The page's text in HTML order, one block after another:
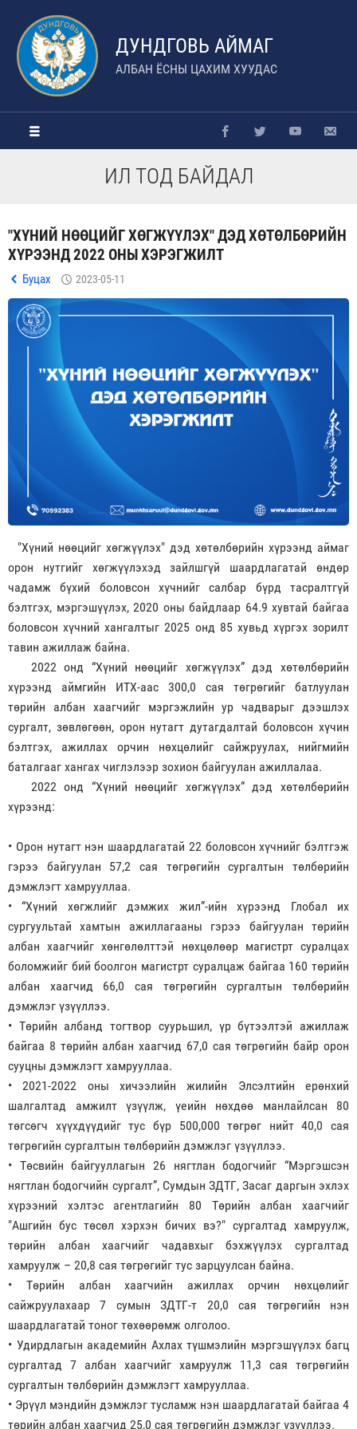
ДУНДГОВЬ АЙМАГ
АЛБАН ЁСНЫ ЦАХИМ ХУУДАС
ИЛ ТОД БАЙДАЛ
"ХҮНИЙ НӨӨЦИЙГ ХӨГЖҮҮЛЭХ" ДЭД ХӨТӨЛБӨРИЙН
ХҮРЭЭНД 2022 ОНЫ ХЭРЭГЖИЛТ
Буцах 2023-05-11
"Хүний нөөцийг хөгжүүлэх" дэд хөтөлбөрийн хүрээнд аймаг
орон нутгийг хөгжүүлэхэд зайлшгүй шаардлагатай өндөр
чадамж бүхий боловсон хүчнийг салбар бүрд тасралтгүй
бэлтгэх, мэргэшүүлэх, 2020 оны байдлаар 64.9 хувтай байгаа
боловсон хүчний хангалтыг 2025 онд 85 хувьд хүргэх зорилт
тавин ажиллаж байна.
2022 онд “Хүний нөөцийг хөгжүүлэх” дэд хөтөлбөрийн
хүрээнд аймгийн ИТХ-аас 300,0 сая төгрөгийг батлуулан
төрийн албан хаагчийг мэргэжлийн ур чадварыг дээшлэх
сургалт, зөвлөгөөн, орон нутагт дутагдалтай боловсон хүчин
бэлтгэх, ажиллах орчин нөхцөлийг сайжруулах, нийгмийн
баталгааг хангах чиглэлээр зохион байгуулан ажиллалаа.
2022 онд “Хүний нөөцийг хөгжүүлэх” дэд хөтөлбөрийн
хүрээнд:
• Орон нутагт нэн шаардлагатай 22 боловсон хүчнийг бэлтгэж
гэрээ байгуулан 57,2 сая төгрөгийн сургалтын төлбөрийн
дэмжлэгт хамрууллаа.
• “Хүний хөгжлийг дэмжих жил”-ийн хүрээнд Глобал их
сургуультай хамтын ажиллагааны гэрээ байгуулан төрийн
албан хаагчийг хөнгөлөлттэй нөхцөлөөр магистрт суралцах
боломжийг бий боолгон магистрт суралцаж байгаа 160 төрийн
албан хаагчид 66,0 сая төгрөгийн сургалтын төлбөрийн
дэмжлэг үзүүллээ.
• Төрийн албанд тогтвор суурьшил, үр бүтээлтэй ажиллаж
байгаа 8 төрийн албан хаагчид 67,0 сая төгрөгийн байр орон
сууцны дэмжлэгт хамрууллаа.
• 2021-2022 оны хичээлийн жилийн Элсэлтийн ерөнхий
шалгалтад амжилт үзүүлж, үеийн нөхдөө манлайлсан 80
төгсөгч хүүхдүүдийг тус бүр 500,000 төгрөг нийт 40,0 сая
төгрөгийн сургалтын төлбөрийн дэмжлэг үзүүллээ.
• Төсвийн байгууллагын 26 нягтлан бодогчийг “Мэргэшсэн
нягтлан бодогчийн сургалт”, Сумдын ЗДТГ, Засаг даргын эхлэх
хүрээний хэлтэс агентлагийн 80 Төрийн албан хаагчийг
"Ашгийн бус төсөл хэрхэн бичих вэ?" сургалтад хамруулж,
төрийн албан хаагчийг чадавхыг бэхжүүлэх сургалтад
хамруулж – 20,8 сая төгрөгийг тус зарцуулсан байна.
• Төрийн албан хаагчийн ажиллах орчин нөхцөлийг
сайжруулахаар 7 сумын ЗДТГ-т 20,0 сая төгрөгийн нэн
шаардлагатай тоног төхөөрөмж олголоо.
• Удирдлагын академийн Ахлах түшмэлийн мэргэшүүлэх багц
сургалтад 7 албан хаагчийг хамруулж 11,3 сая төгрөгийн
сургалтын төлбөрийн дэмжлэгт хамрууллаа.
• Эрүүл мэндийн дэмжлэг тусламж нэн шаардлагатай байгаа 4
төрийн албан хаагчид 25,0 сая төгрөгийн дэмжлэг үзүүллээ.